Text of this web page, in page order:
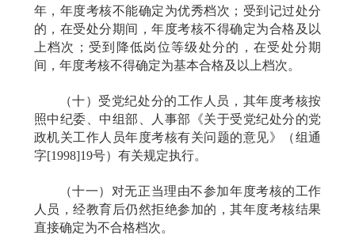
年，年度考核不能确定为优秀档次；受到记过处分
的，在受处分期间，年度考核不得确定为合格及以
上档次；受到降低岗位等级处分的，在受处分期
间，年度考核不得确定为基本合格及以上档次。
（十）受党纪处分的工作人员，其年度考核按
照中纪委、中组部、人事部《关于受党纪处分的党
政机关工作人员年度考核有关问题的意见》（组通
字[1998]19号）有关规定执行。
（十一）对无正当理由不参加年度考核的工作
人员，经教育后仍然拒绝参加的，其年度考核结果
直接确定为不合格档次。